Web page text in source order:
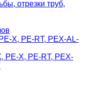
отрезки труб,
X, PE-RT, PEX-AL-
X, PE-RT, PEX-